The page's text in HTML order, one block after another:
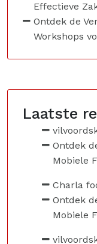
Effectieve
Ontdek de
Workshops
Laatste
Ontdek
Mobiele
Charla
Ontdek
Mobiele